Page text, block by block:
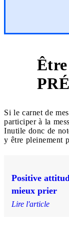
Si le carnet de
participer à la
Inutile donc de
y être pleinement
Positive
mieux prier
Lire l'article